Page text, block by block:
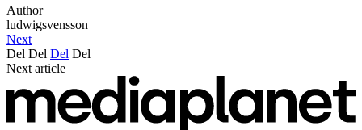
Author
ludwigsvensson
Next
Del Del Del Del
Next article